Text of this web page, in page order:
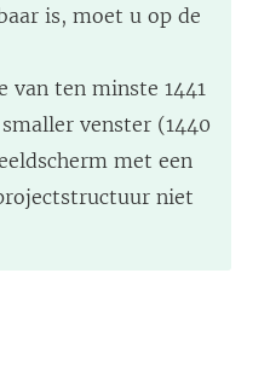
is, moet u op de
van ten minste 1441
venster (1440
met een
niet